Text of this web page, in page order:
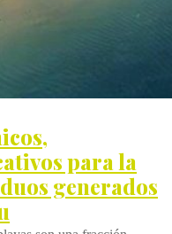
para la
generados